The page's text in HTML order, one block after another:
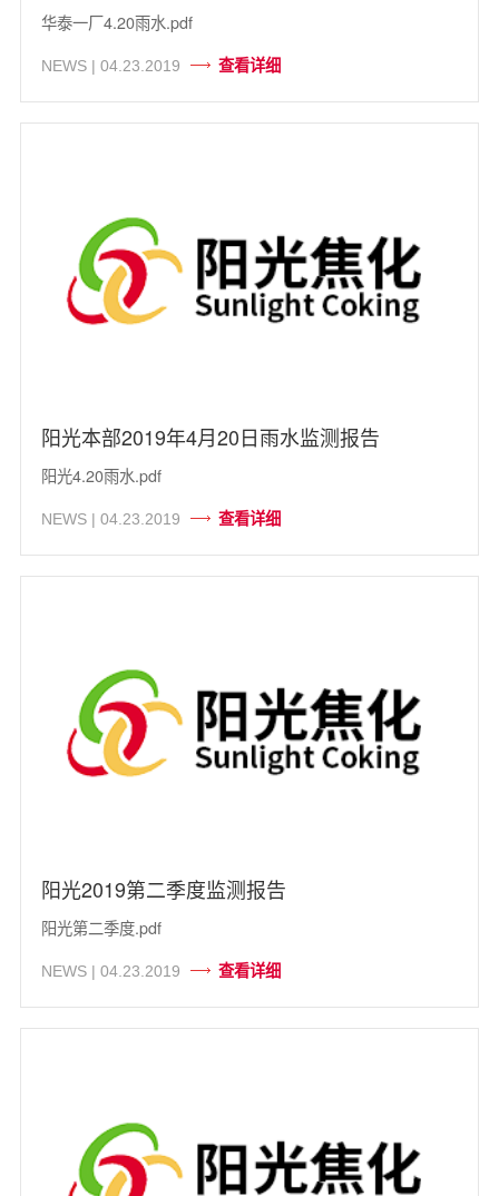
华泰一厂4.20雨水.pdf
NEWS | 04.23.2019 查看详细
阳光本部2019年4月20日雨水监测报告
阳光4.20雨水.pdf
NEWS | 04.23.2019 查看详细
阳光2019第二季度监测报告
阳光第二季度.pdf
NEWS | 04.23.2019 查看详细